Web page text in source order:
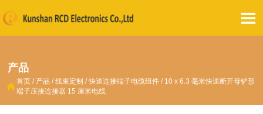

产品
 首页 / 产品 /线束定制 /快速连接端子电缆组件 / 10 x 6.3 毫米快速断开母铲形
端子压接连接器 15 厘米电线